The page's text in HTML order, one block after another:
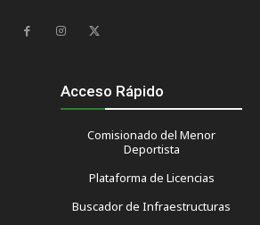
Acceso Rápido
Comisionado del Menor
Deportista
Plataforma de Licencias
Buscador de Infraestructuras